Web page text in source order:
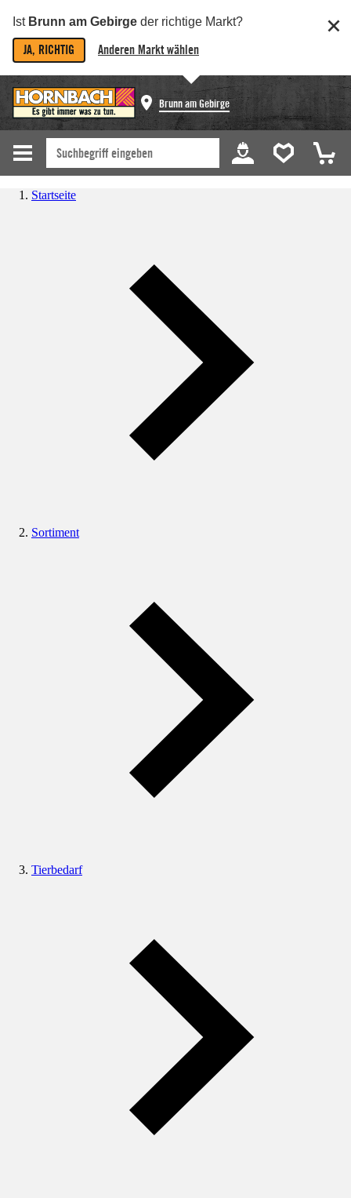
Ist Brunn am Gebirge der richtige Markt?
JA, RICHTIG Anderen Markt wählen
Brunn am Gebirge
Startseite
Sortiment
Tierbedarf